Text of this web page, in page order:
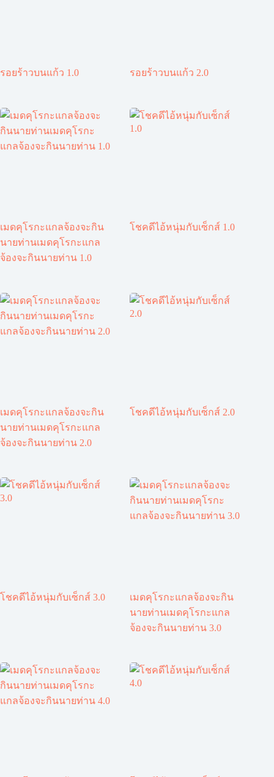
รอยร้าวบนแก้ว 1.0 รอยร้าวบนแก้ว 2.0
เมดคุโรกะแกลจ้องจะกิน
นายท่านเมดคุโรกะแกล
จ้องจะกินนายท่าน 1.0
โชคดีไอ้หนุ่มกับเซ็กส์ 1.0
เมดคุโรกะแกลจ้องจะกิน
นายท่านเมดคุโรกะแกล
จ้องจะกินนายท่าน 2.0
โชคดีไอ้หนุ่มกับเซ็กส์ 2.0
โชคดีไอ้หนุ่มกับเซ็กส์ 3.0
เมดคุโรกะแกลจ้องจะกิน
นายท่านเมดคุโรกะแกล
จ้องจะกินนายท่าน 3.0